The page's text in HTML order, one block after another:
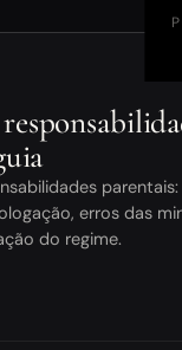
erros das
do regime.